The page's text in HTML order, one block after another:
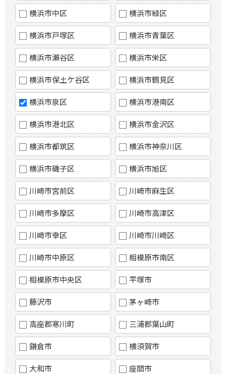
横浜市中区 横浜市緑区
横浜市戸塚区 横浜市青葉区
横浜市瀬谷区 横浜市栄区
横浜市保土ケ谷区 横浜市鶴見区
横浜市泉区 横浜市港南区
横浜市港北区 横浜市金沢区
横浜市都筑区 横浜市神奈川区
横浜市磯子区 横浜市旭区
川崎市宮前区 川崎市麻生区
川崎市多摩区 川崎市高津区
川崎市幸区 川崎市川崎区
川崎市中原区 相模原市南区
相模原市中央区 平塚市
藤沢市 茅ヶ崎市
高座郡寒川町 三浦郡葉山町
鎌倉市 横須賀市
大和市 座間市